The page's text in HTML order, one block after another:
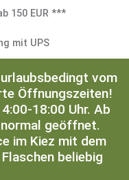
150 EUR ***
mit UPS
vom
Öffnungszeiten!
18:00 Uhr. Ab
geöffnet.
im Kiez mit dem
beliebig